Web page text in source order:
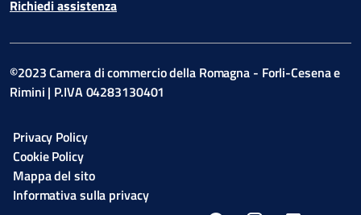
Richiedi assistenza
©2023 Camera di commercio della Romagna - Forli-Cesena e
Rimini | P.IVA 04283130401
Privacy Policy
Cookie Policy
Mappa del sito
Informativa sulla privacy